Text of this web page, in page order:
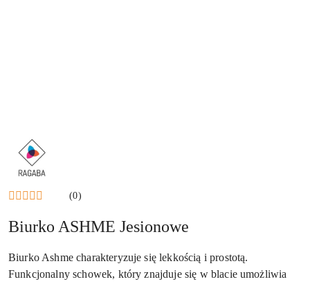
NAZWA
PRODUCENTA:
RAGABA
(0)
Biurko ASHME Jesionowe
Biurko Ashme charakteryzuje się lekkością i prostotą.
Funkcjonalny schowek, który znajduje się w blacie umożliwia